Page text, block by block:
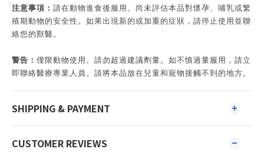
注意事項： 請在動物進食後服用。尚未評估本品對懷孕、哺乳或繁
殖期動物的安全性。如果出現新的或加重的症狀，請停止使用並聯
絡您的獸醫。
警告： 僅限動物使用。請勿超過建議劑量。如不慎過量服用，請立
即聯絡醫療專業人員。請將本品放在兒童和寵物接觸不到的地方。
SHIPPING & PAYMENT
CUSTOMER REVIEWS